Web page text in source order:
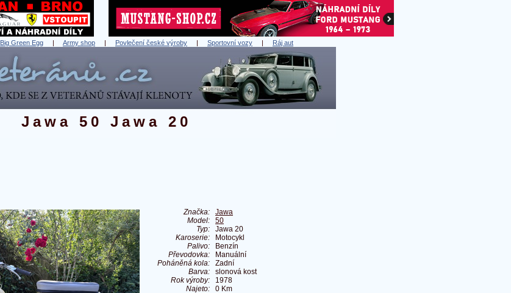
Big Green Egg | Army shop | Povlečení české výroby | Sportovní vozy | Ráj aut
Jawa 50 Jawa 20
Značka:
Jawa
Model:
50
Typ:
Jawa 20
Karoserie:
Motocykl
Palivo:
Benzín
Převodovka:
Manuální
Poháněná kola:
Zadní
Barva:
slonová kost
Rok výroby:
1978
Najeto:
0 Km